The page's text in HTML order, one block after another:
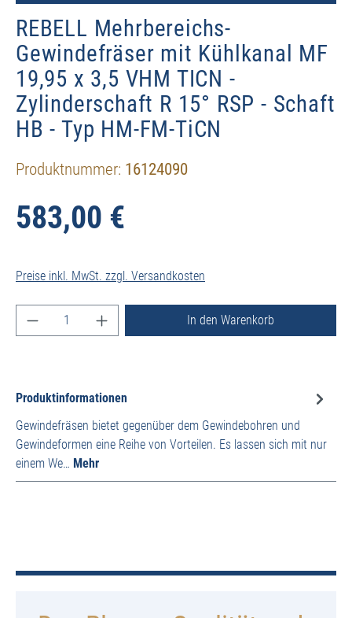
REBELL Mehrbereichs-
Gewindefräser mit Kühlkanal MF
19,95 x 3,5 VHM TICN -
Zylinderschaft R 15° RSP - Schaft
HB - Typ HM-FM-TiCN
Produktnummer: 16124090
583,00 €
Preise inkl. MwSt. zzgl. Versandkosten
Produkt Anzahl: Gib den gewünschten Wert ein
In den Warenkorb
Produktinformationen
Gewindefräsen bietet gegenüber dem Gewindebohren und
Gewindeformen eine Reihe von Vorteilen. Es lassen sich mit nur
einem We… Mehr